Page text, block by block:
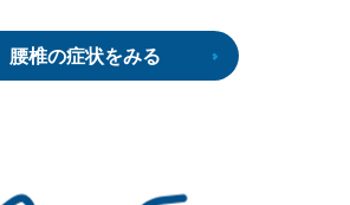
腰椎の症状をみる